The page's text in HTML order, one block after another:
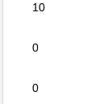
10
0
0